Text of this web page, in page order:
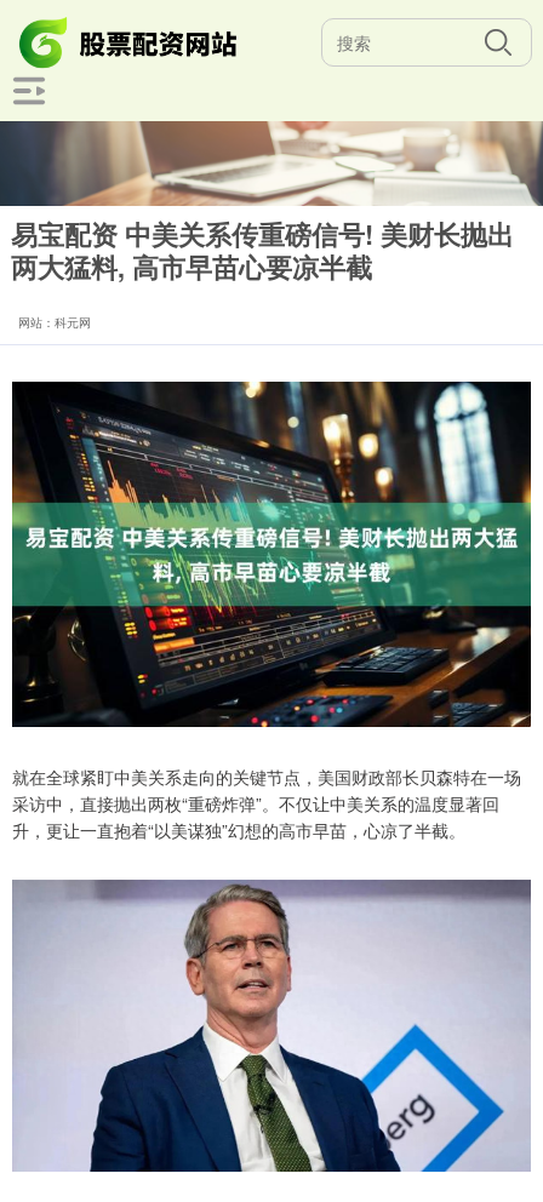
易宝配资 中美关系传重磅信号! 美财长抛出
两大猛料, 高市早苗心要凉半截
网站：科元网
就在全球紧盯中美关系走向的关键节点，美国财政部长贝森特在一场
采访中，直接抛出两枚“重磅炸弹”。不仅让中美关系的温度显著回
升，更让一直抱着“以美谋独”幻想的高市早苗，心凉了半截。